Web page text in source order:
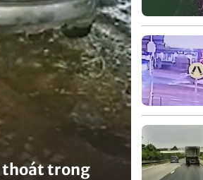
thoát trong